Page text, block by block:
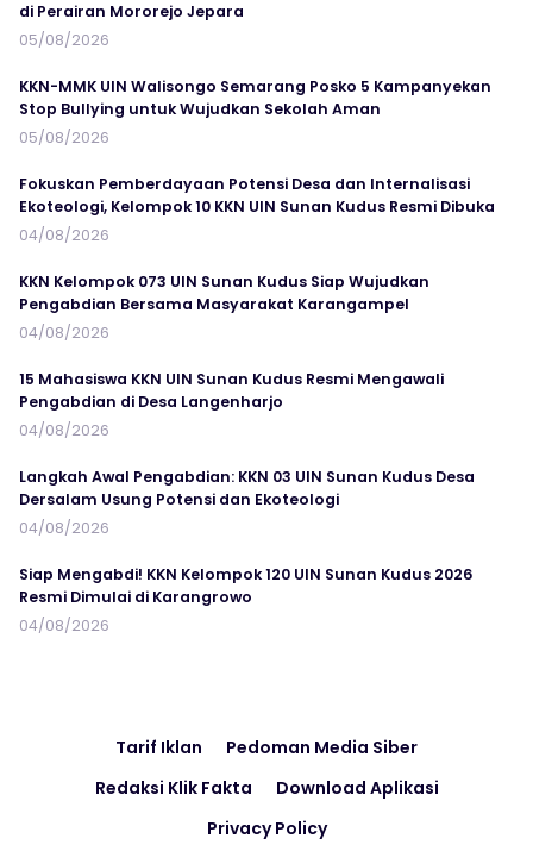
di Perairan Mororejo Jepara
05/08/2026
KKN-MMK UIN Walisongo Semarang Posko 5 Kampanyekan
Stop Bullying untuk Wujudkan Sekolah Aman
05/08/2026
Fokuskan Pemberdayaan Potensi Desa dan Internalisasi
Ekoteologi, Kelompok 10 KKN UIN Sunan Kudus Resmi Dibuka
04/08/2026
KKN Kelompok 073 UIN Sunan Kudus Siap Wujudkan
Pengabdian Bersama Masyarakat Karangampel
04/08/2026
15 Mahasiswa KKN UIN Sunan Kudus Resmi Mengawali
Pengabdian di Desa Langenharjo
04/08/2026
Langkah Awal Pengabdian: KKN 03 UIN Sunan Kudus Desa
Dersalam Usung Potensi dan Ekoteologi
04/08/2026
Siap Mengabdi! KKN Kelompok 120 UIN Sunan Kudus 2026
Resmi Dimulai di Karangrowo
04/08/2026
Tarif Iklan
Pedoman Media Siber
Redaksi Klik Fakta
Download Aplikasi
Privacy Policy